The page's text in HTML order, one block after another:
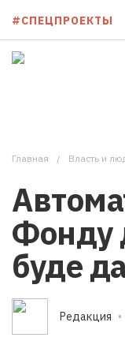
#СПЕЦПРОЕКТЫ
Главная Власть и
Фонду
буде
Редакция •